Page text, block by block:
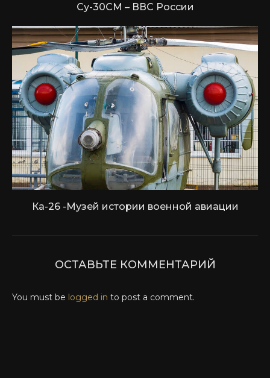
Су-30СМ – ВВС России
Ка-26 -Музей истории военной авиации
ОСТАВЬТЕ КОММЕНТАРИЙ
You must be logged in to post a comment.